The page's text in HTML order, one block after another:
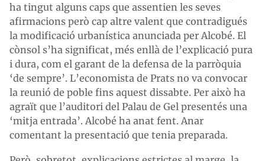
ha tingut alguns caps que assentien les seves
afirmacions però cap altre valent que contradigués
la modificació urbanística anunciada per Alcobé. El
cònsol s’ha significat, més enllà de l’explicació pura
i dura, com el garant de la defensa de la parròquia
‘de sempre’. L’economista de Prats no va convocar
la reunió de poble fins aquest dissabte. Per això ha
agraït que l’auditori del Palau de Gel presentés una
‘mitja entrada’. Alcobé ha anat fent. Anar
comentant la presentació que tenia preparada.